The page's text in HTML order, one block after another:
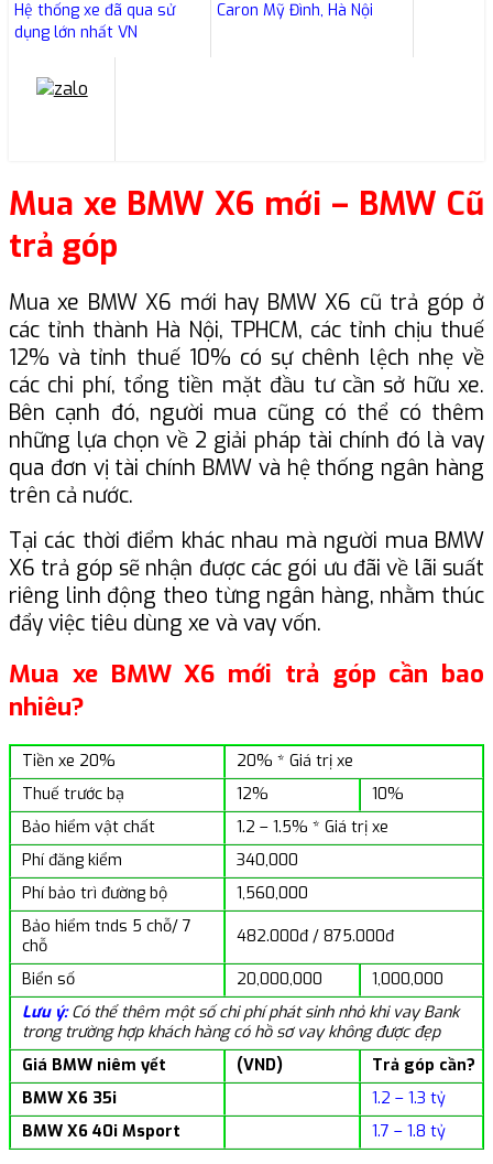
Hệ thống xe đã qua sử
dụng lớn nhất VN
Caron Mỹ Đình, Hà Nội
Mua xe BMW X6 mới – BMW Cũ
trả góp
Mua xe BMW X6 mới hay BMW X6 cũ trả góp ở
các tỉnh thành Hà Nội, TPHCM, các tỉnh chịu thuế
12% và tỉnh thuế 10% có sự chênh lệch nhẹ về
các chi phí, tổng tiền mặt đầu tư cần sở hữu xe.
Bên cạnh đó, người mua cũng có thể có thêm
những lựa chọn về 2 giải pháp tài chính đó là vay
qua đơn vị tài chính BMW và hệ thống ngân hàng
trên cả nước.
Tại các thời điểm khác nhau mà người mua BMW
X6 trả góp sẽ nhận được các gói ưu đãi về lãi suất
riêng linh động theo từng ngân hàng, nhằm thúc
đẩy việc tiêu dùng xe và vay vốn.
Mua xe BMW X6 mới trả góp cần bao
nhiêu?
Tiền xe 20%
20% * Giá trị xe
Thuế trước bạ
12%
10%
Bảo hiểm vật chất
1.2 – 1.5% * Giá trị xe
Phí đăng kiểm
340,000
Phí bảo trì đường bộ
1,560,000
Bảo hiểm tnds 5 chỗ/ 7
chỗ
482.000đ / 875.000đ
Biển số 20,000,000
1,000,000
Lưu ý:Có thể thêm một số chi phí phát sinh nhỏ khi vay Bank
trong trường hợp khách hàng có hồ sơ vay không được đẹp
Giá BMW niêm yết
(VND)
Trả góp cần?
BMW X6 35i
1.2 – 1.3 tỷ
BMW X6 40i Msport
1.7 – 1.8 tỷ